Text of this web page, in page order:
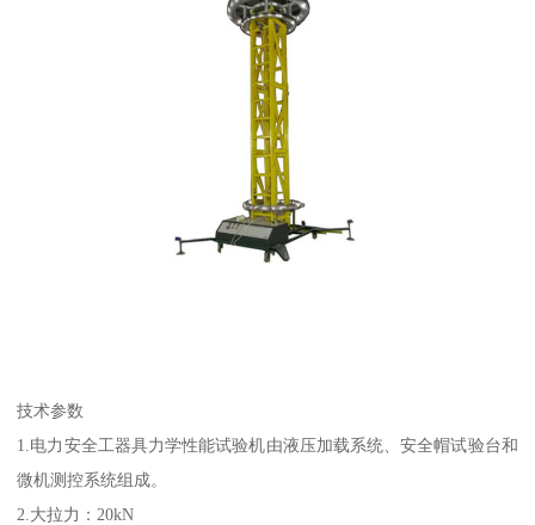
技术参数
1.电力安全工器具力学性能试验机由液压加载系统、安全帽试验台和
微机测控系统组成。
2.大拉力：20kN